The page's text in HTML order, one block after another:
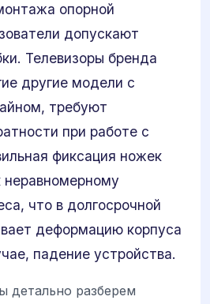
опорной
допускают
Телевизоры бренда
другие модели с
требуют
при работе с
фиксация ножек
что в долгосрочной
деформацию корпуса
падение устройства.
детально разберем